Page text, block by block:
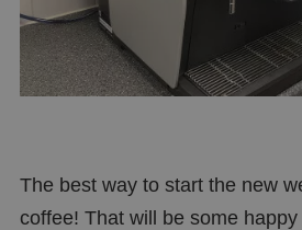
The best way to start the new
coffee! That will be some